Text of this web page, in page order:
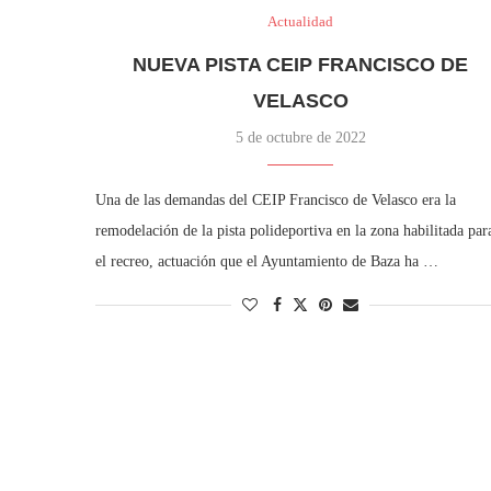
Actualidad
NUEVA PISTA CEIP FRANCISCO DE
VELASCO
5 de octubre de 2022
Una de las demandas del CEIP Francisco de Velasco era la
remodelación de la pista polideportiva en la zona habilitada
el recreo, actuación que el Ayuntamiento de Baza ha …